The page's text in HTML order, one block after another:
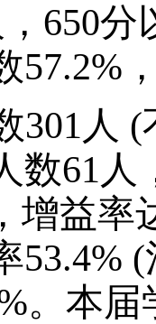
650分
57.2%
301人
数61人
增益率
53.4%
。本